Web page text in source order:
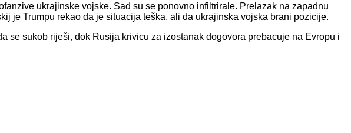
ukrajinske vojske. Sad su se ponovno infiltrirale. Prelazak na zapadnu
je Trumpu rekao da je situacija teška, ali da ukrajinska vojska brani pozicije.
se sukob riješi, dok Rusija krivicu za izostanak dogovora prebacuje na Evropu i